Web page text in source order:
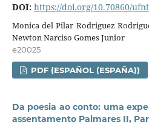
DOI: https://doi.org/10.70860/
Monica del Pilar Rodriguez
Newton Narciso Gomes Junior
e20025
PDF (ESPAÑOL (ESPAÑA))
Da poesia ao conto: uma
assentamento Palmares II,